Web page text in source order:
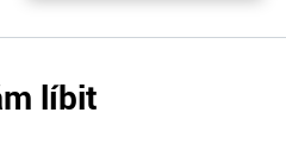
líbit